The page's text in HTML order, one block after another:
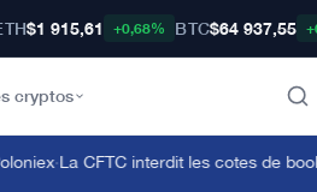
$1 915,61 +0,68% BTC$64 937,55
cryptos
·La CFTC interdit les cotes de